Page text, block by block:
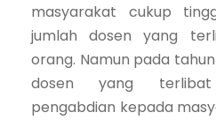
masyarakat cukup
jumlah dosen yang
orang. Namun pada tahun
dosen yang
pengabdian kepada